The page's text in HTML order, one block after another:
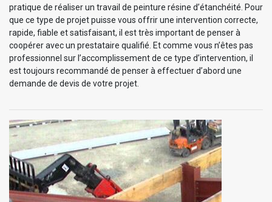
pratique de réaliser un travail de peinture résine d’étanchéité. Pour
que ce type de projet puisse vous offrir une intervention correcte,
rapide, fiable et satisfaisant, il est très important de penser à
coopérer avec un prestataire qualifié. Et comme vous n’êtes pas
professionnel sur l’accomplissement de ce type d’intervention, il
est toujours recommandé de penser à effectuer d’abord une
demande de devis de votre projet.